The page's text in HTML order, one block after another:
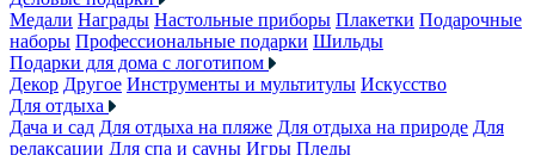
Медали Награды Настольные приборы Плакетки Подарочные
наборы Профессиональные подарки Шильды
Подарки для дома с логотипом
Декор Другое Инструменты и мультитулы Искусство
Для отдыха
Дача и сад Для отдыха на пляже Для отдыха на природе Для
релаксации Для спа и сауны Игры Пледы